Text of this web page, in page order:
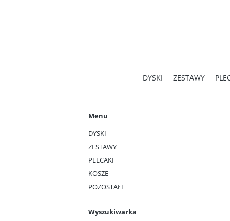
DYSKI ZESTAWY
Menu
DYSKI
ZESTAWY
PLECAKI
KOSZE
POZOSTAŁE
Wyszukiwarka